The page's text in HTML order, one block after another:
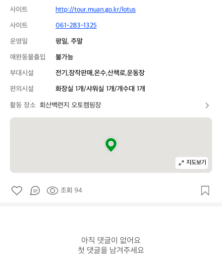
사이트
http://tour.muan.go.kr/lotus
사이트
061-283-1325
운영일
평일, 주말
애완동물출입
불가능
부대시설
전기,장작판매,온수,산책로,운동장
편의시설
화장실 1개/샤워실 1개/개수대 1개
활동 장소 회산백련지 오토캠핑장
지도보기
조회 94
아직 댓글이 없어요
첫 댓글을 남겨주세요